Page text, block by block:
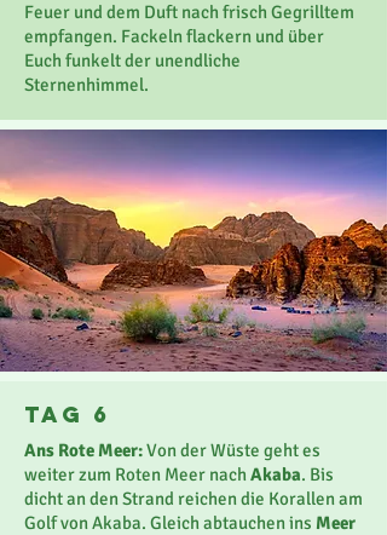
Feuer und dem Duft nach frisch Gegrilltem
empfangen. Fackeln flackern und über
Euch funkelt der unendliche
Sternenhimmel.
Tag 6
Ans Rote Meer:Von der Wüste geht es
weiter zum Roten Meer nachAkaba. Bis
dicht an den Strand reichen die Korallen am
Golf von Akaba. Gleich abtauchen ins Meer